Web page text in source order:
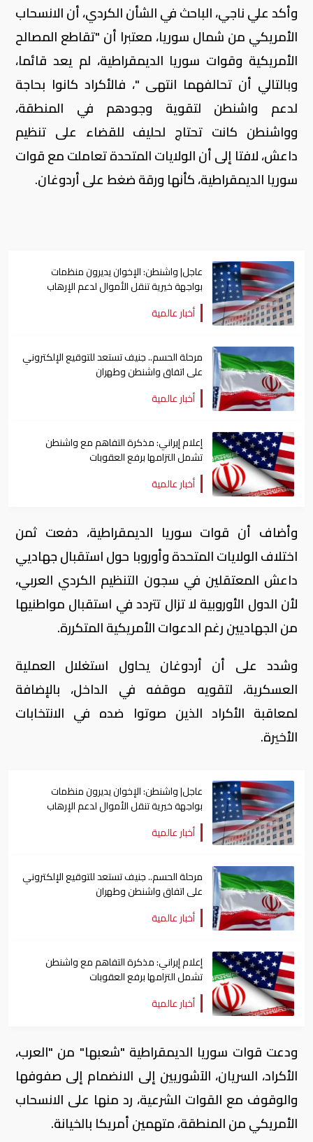
وأكد علي ناجي، الباحث في الشأن الكردي، أن الانسحاب
الأمريكي من شمال سوريا، معتبرا أن "تقاطع المصالح
الأمريكية وقوات سوريا الديمقراطية، لم يعد قائما،
وبالتالي أن تحالفهما انتهى "، فالأكراد كانوا بحاجة
لدعم واشنطن لتقوية وجودهم في المنطقة،
وواشنطن كانت تحتاج لحليف للقضاء على تنظيم
داعش، لافتا إلى أن الولايات المتحدة تعاملت مع قوات
سوريا الديمقراطية، كأنها ورقة ضغط على أردوغان.
عاجل| واشنطن: الإخوان يديرون منظمات
بواجهة خيرية تنقل الأموال لدعم الإرهاب
أخبار عالمية
مرحلة الحسم.. جنيف تستعد للتوقيع الإلكتروني
على اتفاق واشنطن وطهران
أخبار عالمية
إعلام إيراني: مذكرة التفاهم مع واشنطن
تشمل التزامها برفع العقوبات
أخبار عالمية
وأضاف أن قوات سوريا الديمقراطية، دفعت ثمن
اختلاف الولايات المتحدة وأوروبا حول استقبال جهاديي
داعش المعتقلين في سجون التنظيم الكردي العربي،
لأن الدول الأوروبية لا تزال تتردد في استقبال مواطنيها
من الجهاديين رغم الدعوات الأمريكية المتكررة.
وشدد على أن أردوغان يحاول استغلال العملية
العسكرية، لتقويه موقفه في الداخل، بالإضافة
لمعاقبة الأكراد الذين صوتوا ضده في الانتخابات
الأخيرة.
عاجل| واشنطن: الإخوان يديرون منظمات
بواجهة خيرية تنقل الأموال لدعم الإرهاب
أخبار عالمية
مرحلة الحسم.. جنيف تستعد للتوقيع الإلكتروني
على اتفاق واشنطن وطهران
أخبار عالمية
إعلام إيراني: مذكرة التفاهم مع واشنطن
تشمل التزامها برفع العقوبات
أخبار عالمية
ودعت قوات سوريا الديمقراطية "شعبها" من "العرب،
الأكراد، السريان، الآشوريين إلى الانضمام إلى صفوفها
والوقوف مع القوات الشرعية، رد منها على الانسحاب
الأمريكي من المنطقة، متهمين أمريكا بالخيانة.